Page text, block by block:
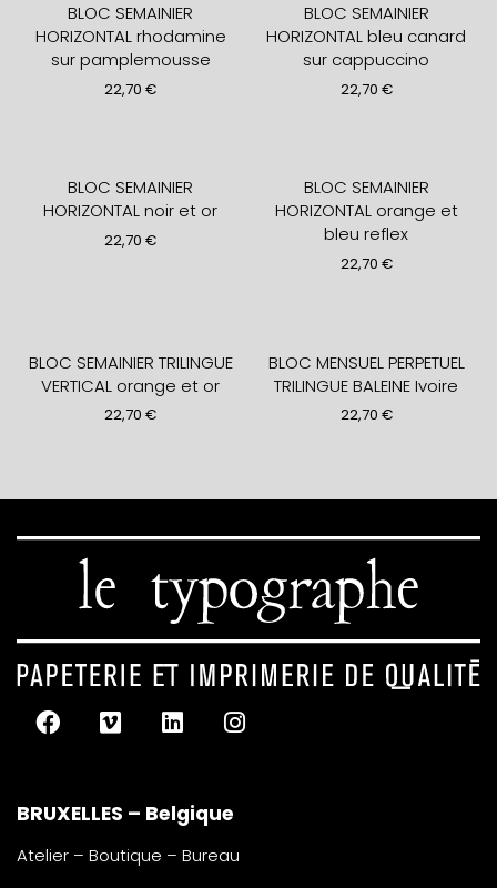
BLOC SEMAINIER
HORIZONTAL rhodamine
sur pamplemousse
22,70€
BLOC SEMAINIER
HORIZONTAL bleu canard
sur cappuccino
22,70 €
BLOC SEMAINIER
HORIZONTAL noir et or
22,70€
BLOC SEMAINIER
HORIZONTAL orange et
bleu reflex
22,70 €
BLOC SEMAINIER TRILINGUE
VERTICAL orange et or
22,70€
BLOC MENSUEL PERPETUEL
TRILINGUE BALEINE Ivoire
22,70 €
BRUXELLES – Belgique
Atelier – Boutique – Bureau